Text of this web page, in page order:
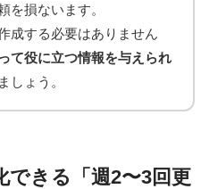
を損ないます。
成する必要はありません
て役に立つ情報を与えられ
しょう。
できる「週2〜3回更